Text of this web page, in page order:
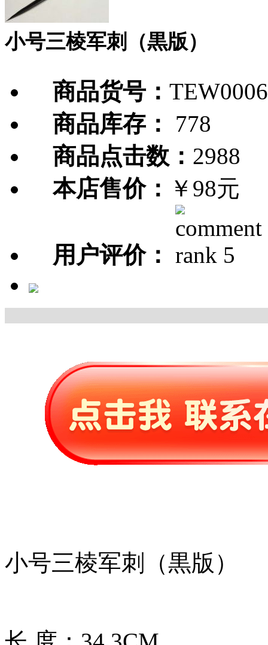
小号三棱军刺（黒版）
商品货号：
商品库存：
778
商品点击数： 2988
本店售价： ￥98元
用户评价：
小号三棱军刺（黒版）